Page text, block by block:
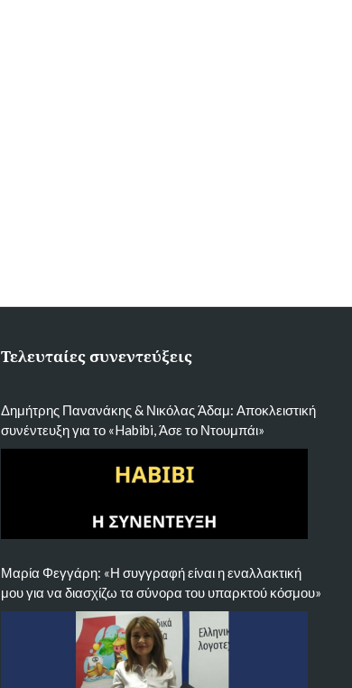
Τελευταίες συνεντεύξεις
Δημήτρης Πανανάκης & Νικόλας Άδαμ: Αποκλειστική
συνέντευξη για το «Habibi, Άσε το Ντουμπάι»
Μαρία Φεγγάρη: «Η συγγραφή είναι η εναλλακτική
μου για να διασχίζω τα σύνορα του υπαρκτού κόσμου»